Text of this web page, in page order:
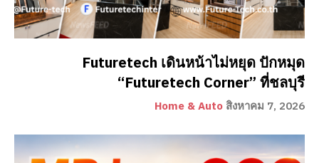
Futuretech เดินหน้าไม่หยุด ปักหมุด
“Futuretech Corner” ที่ชลบุรี
Home & Auto สิงหาคม 7, 2026